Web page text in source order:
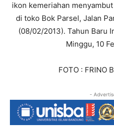
ikon kemeriahan
di toko Bok Parsel, Jalan
(08/02/2013). Tahun Baru
Minggu, 10
FOTO : FRINO
-